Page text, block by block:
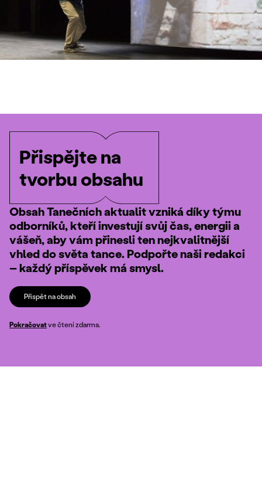
Přispějte na
tvorbu obsahu
Obsah Tanečních aktualit vzniká díky týmu
odborníků, kteří investují svůj čas, energii a
vášeň, aby vám přinesli ten nejkvalitnější
vhled do světa tance. Podpořte naši redakci
– každý příspěvek má smysl.
Přispět na obsah
Pokračovatve čtení zdarma.